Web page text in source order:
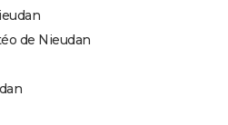
de Nieudan